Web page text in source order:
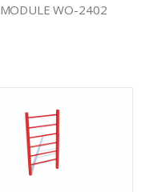
MODULE WO-2402